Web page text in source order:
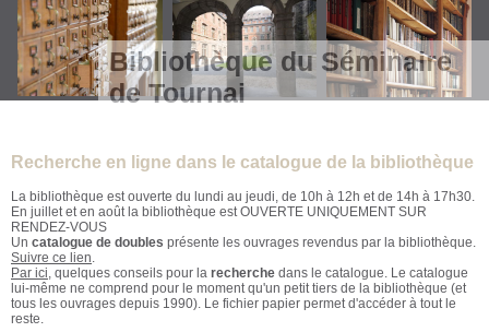
Bibliothèque du Séminaire
de Tournai
Recherche en ligne dans le catalogue de la bibliothèque
La bibliothèque est ouverte du lundi au jeudi, de 10h à 12h et de 14h à 17h30.
En juillet et en août la bibliothèque est OUVERTE UNIQUEMENT SUR
RENDEZ-VOUS
Un catalogue de doubles présente les ouvrages revendus par la bibliothèque.
Suivre ce lien.
Par ici, quelques conseils pour la recherche dans le catalogue. Le catalogue
lui-même ne comprend pour le moment qu'un petit tiers de la bibliothèque (et
tous les ouvrages depuis 1990). Le fichier papier permet d'accéder à tout le
reste.